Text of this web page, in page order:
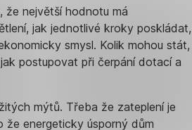
největší hodnotu má
jak jednotlivé kroky poskládat,
smysl. Kolik mohou stát,
postupovat při čerpání dotací a
mýtů. Třeba že zateplení je
že energeticky úsporný dům